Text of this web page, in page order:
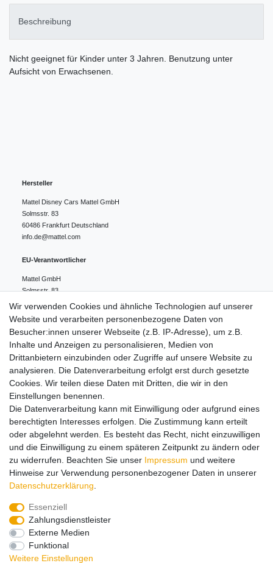
Beschreibung
Nicht geeignet für Kinder unter 3 Jahren. Benutzung unter
Aufsicht von Erwachsenen.
Hersteller
Mattel Disney Cars Mattel GmbH
Solmsstr. 83
60486 Frankfurt Deutschland
info.de@mattel.com
EU-Verantwortlicher
Mattel GmbH
Solmsstr. 83
Frankfurt
Deutschland
Hinweise zur Batterieentsorgung
Lieferung und Versand
Impressum Daten­schutz­erklärung AGB
Barrierefreiheitserklärung
Vertrag widerrufen
Zahlungsarten:
Wir verwenden Cookies und ähnliche Technologien auf unserer
Website und verarbeiten personenbezogene Daten von
Besucher:innen unserer Webseite (z.B. IP-Adresse), um z.B.
Inhalte und Anzeigen zu personalisieren, Medien von
Drittanbietern einzubinden oder Zugriffe auf unsere Website zu
analysieren. Die Datenverarbeitung erfolgt erst durch gesetzte
Cookies. Wir teilen diese Daten mit Dritten, die wir in den
Einstellungen benennen.
Die Datenverarbeitung kann mit Einwilligung oder aufgrund eines
berechtigten Interesses erfolgen. Die Zustimmung kann erteilt
oder abgelehnt werden. Es besteht das Recht, nicht einzuwilligen
und die Einwilligung zu einem späteren Zeitpunkt zu ändern oder
zu widerrufen. Beachten Sie unser Impressum und weitere
Hinweise zur Verwendung personenbezogener Daten in unserer
Daten­schutz­erklärung
Essenziell
Zahlungsdienstleister
Externe Medien
Funktional
Weitere Einstellungen